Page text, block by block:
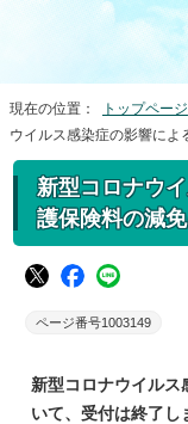
現在の位置： トップページ
ウイルス感染症の影響によ
新型コロナウ
護保険料の減
ページ番号1003149
新型コロナウイルス
いて、受付は終了し